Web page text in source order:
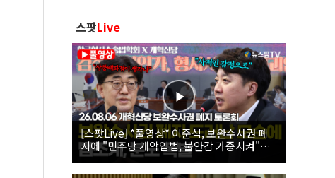
스팟Live
[스팟Live] *풀영상* 이준석, 보완수사권 폐
지에 "민주당 개악입법, 불안감 가중시켜"｜
26.08.06 개혁신당 보완수사권 폐지 토론회